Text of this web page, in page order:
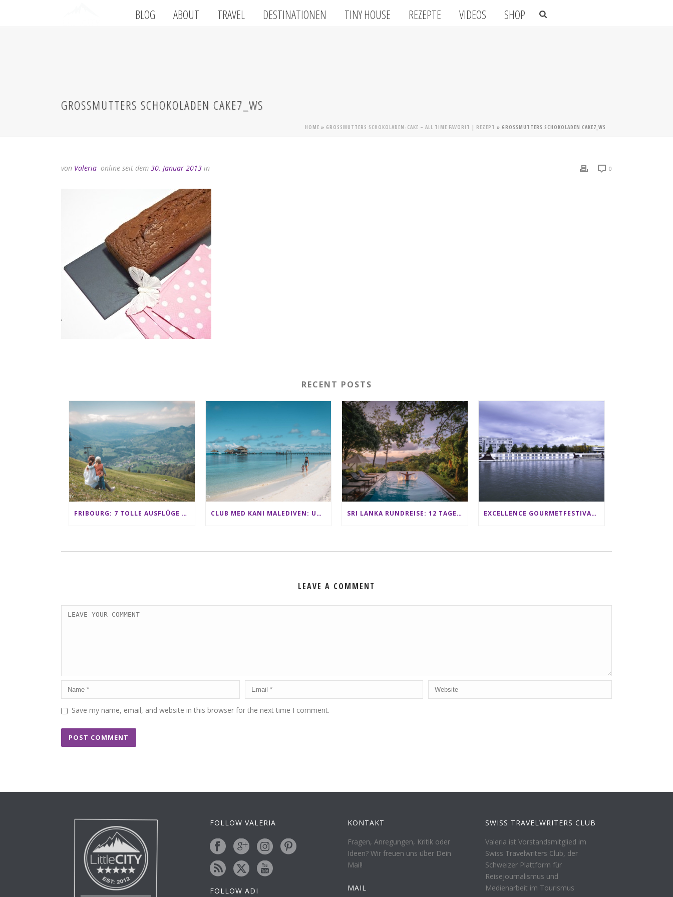
BLOG ABOUT TRAVEL DESTINATIONEN TINY HOUSE REZEPTE VIDEOS SHOP
GROSSMUTTERS SCHOKOLADEN CAKE7_WS
HOME » GROSSMUTTERS SCHOKOLADEN-CAKE – ALL TIME FAVORIT | REZEPT » GROSSMUTTERS SCHOKOLADEN CAKE7_WS
von Valeria online seit dem 30. Januar 2013 in 0
RECENT POSTS
FRIBOURG: 7 TOLLE AUSFLÜGE FÜR FAMILIEN VON CHARMEY BIS LES PACCOTS CLUB MED KANI MALEDIVEN: UNSERE ERFAHRUNGEN IM ALL-INCLUSIVE PARADIES SRI LANKA RUNDREISE: 12 TAGE ZWISCHEN ELEFANTEN, TEEPLANTAGEN & STRAND ALS FAMILIE EXCELLENCE GOURMETFESTIVAL ´25: ZWEI STERNEKÖCHE ANTONIO GUIDA & DARIO MORESCO VERWÖHNEN IHRE GÄSTE AUF EINER LUXERIÖSEN SCHIFFSREISE
LEAVE A COMMENT
Save my name, email, and website in this browser for the next time I comment.
FOLLOW VALERIA
FOLLOW ADI
KONTAKT
Fragen, Anregungen, Kritik oder
Ideen? Wir freuen uns über Dein
Mail!
MAIL
SWISS TRAVELWRITERS CLUB
Valeria ist Vorstandsmitglied im
Swiss Travelwriters Club, der
Schweizer Plattform für
Reisejournalismus und
Medienarbeit im Tourismus